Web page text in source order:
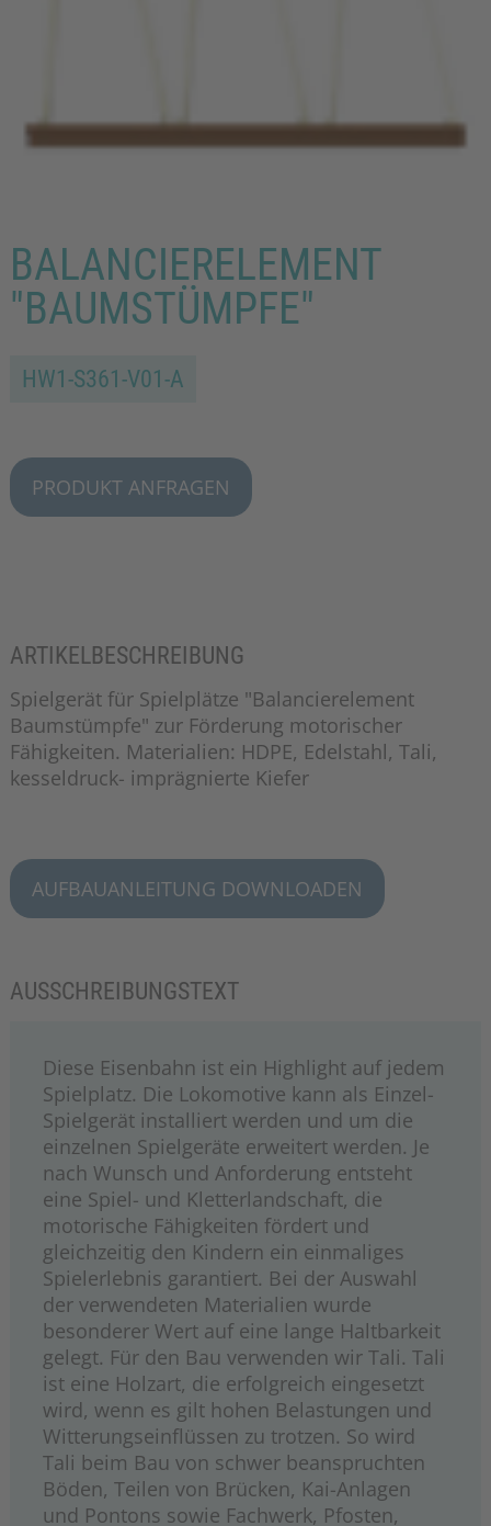
BALANCIERELEMENT
"BAUMSTÜMPFE"
HW1-S361-V01-A
PRODUKT ANFRAGEN
ARTIKELBESCHREIBUNG
Spielgerät für Spielplätze "Balancierelement
Baumstümpfe" zur Förderung motorischer
Fähigkeiten. Materialien: HDPE, Edelstahl, Tali,
kesseldruck- imprägnierte Kiefer
AUFBAUANLEITUNG DOWNLOADEN
AUSSCHREIBUNGSTEXT
Diese Eisenbahn ist ein Highlight auf jedem
Spielplatz. Die Lokomotive kann als Einzel-
Spielgerät installiert werden und um die
einzelnen Spielgeräte erweitert werden. Je
nach Wunsch und Anforderung entsteht
eine Spiel- und Kletterlandschaft, die
motorische Fähigkeiten fördert und
gleichzeitig den Kindern ein einmaliges
Spielerlebnis garantiert. Bei der Auswahl
der verwendeten Materialien wurde
besonderer Wert auf eine lange Haltbarkeit
gelegt. Für den Bau verwenden wir Tali. Tali
ist eine Holzart, die erfolgreich eingesetzt
wird, wenn es gilt hohen Belastungen und
Witterungseinflüssen zu trotzen. So wird
Tali beim Bau von schwer beanspruchten
Böden, Teilen von Brücken, Kai-Anlagen
und Pontons sowie Fachwerk, Pfosten,